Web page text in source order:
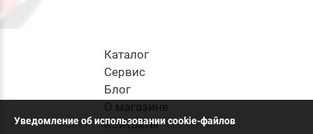
Каталог
Cервис
Блог
О магазине
Контакты
Уведомление об использовании cookie-файлов